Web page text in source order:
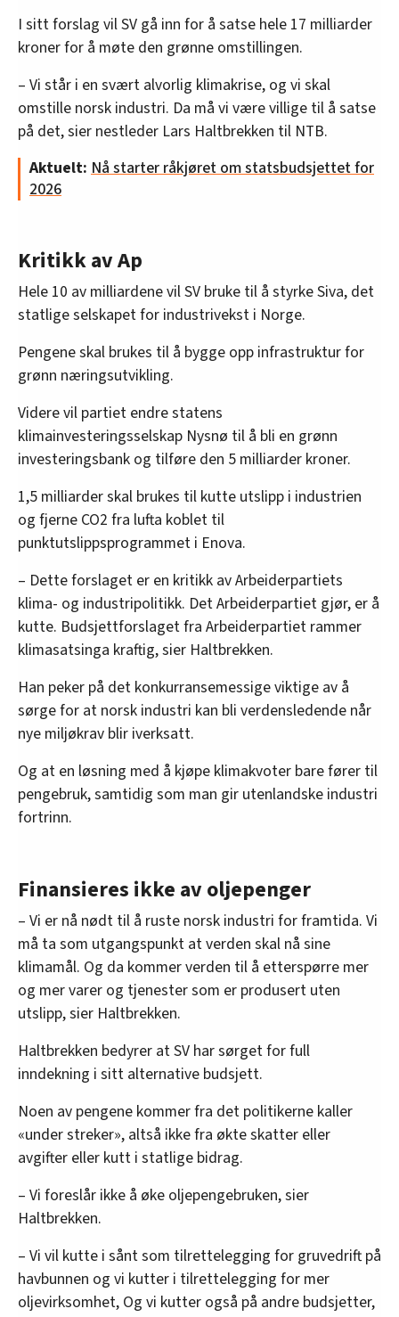
I sitt forslag vil SV gå inn for å satse hele 17 milliarder
kroner for å møte den grønne omstillingen.
– Vi står i en svært alvorlig klimakrise, og vi skal
omstille norsk industri. Da må vi være villige til å satse
på det, sier nestleder Lars Haltbrekken til NTB.
Aktuelt: Nå starter råkjøret om statsbudsjettet for
2026
Kritikk av Ap
Hele 10 av milliardene vil SV bruke til å styrke Siva, det
statlige selskapet for industrivekst i Norge.
Pengene skal brukes til å bygge opp infrastruktur for
grønn næringsutvikling.
Videre vil partiet endre statens
klimainvesteringsselskap Nysnø til å bli en grønn
investeringsbank og tilføre den 5 milliarder kroner.
1,5 milliarder skal brukes til kutte utslipp i industrien
og fjerne CO2 fra lufta koblet til
punktutslippsprogrammet i Enova.
– Dette forslaget er en kritikk av Arbeiderpartiets
klima- og industripolitikk. Det Arbeiderpartiet gjør, er å
kutte. Budsjettforslaget fra Arbeiderpartiet rammer
klimasatsinga kraftig, sier Haltbrekken.
Han peker på det konkurransemessige viktige av å
sørge for at norsk industri kan bli verdensledende når
nye miljøkrav blir iverksatt.
Og at en løsning med å kjøpe klimakvoter bare fører til
pengebruk, samtidig som man gir utenlandske industri
fortrinn.
Finansieres ikke av oljepenger
– Vi er nå nødt til å ruste norsk industri for framtida. Vi
må ta som utgangspunkt at verden skal nå sine
klimamål. Og da kommer verden til å etterspørre mer
og mer varer og tjenester som er produsert uten
utslipp, sier Haltbrekken.
Haltbrekken bedyrer at SV har sørget for full
inndekning i sitt alternative budsjett.
Noen av pengene kommer fra det politikerne kaller
«under streker», altså ikke fra økte skatter eller
avgifter eller kutt i statlige bidrag.
– Vi foreslår ikke å øke oljepengebruken, sier
Haltbrekken.
– Vi vil kutte i sånt som tilrettelegging for gruvedrift på
havbunnen og vi kutter i tilrettelegging for mer
oljevirksomhet, Og vi kutter også på andre budsjetter,